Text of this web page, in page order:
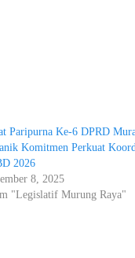
Paripurna Ke-6 DPRD
Komitmen Perkuat
2026
8, 2025
"Legislatif Murung Raya"